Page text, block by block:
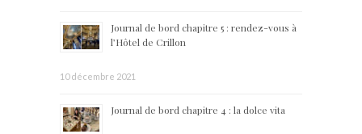
Journal de bord chapitre 5 : rendez-vous à
l’Hôtel de Crillon
10 décembre 2021
Journal de bord chapitre 4 : la dolce vita